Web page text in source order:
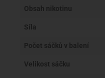
Obsah nikotinu
Síla
Počet sáčků v balení
Velikost sáčku